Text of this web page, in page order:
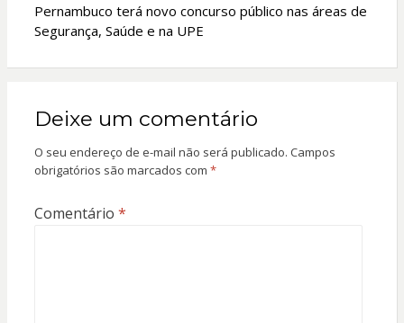
Pernambuco terá novo concurso público nas áreas de
Segurança, Saúde e na UPE
Deixe um comentário
O seu endereço de e-mail não será publicado. Campos
obrigatórios são marcados com *
Comentário *